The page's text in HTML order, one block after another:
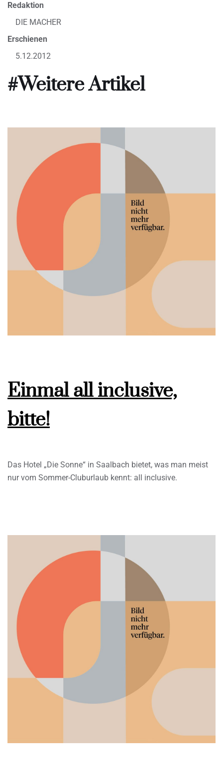
Redaktion
DIE MACHER
Erschienen
5.12.2012
#Weitere Artikel
Einmal all inclusive,
bitte!
Das Hotel „Die Sonne“ in Saalbach bietet, was man meist
nur vom Sommer-Cluburlaub kennt: all inclusive.